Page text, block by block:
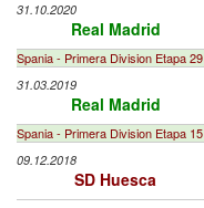
31.10.2020
Real Madrid
Spania - Primera Division Etapa 29
31.03.2019
Real Madrid
Spania - Primera Division Etapa 15
09.12.2018
SD Huesca